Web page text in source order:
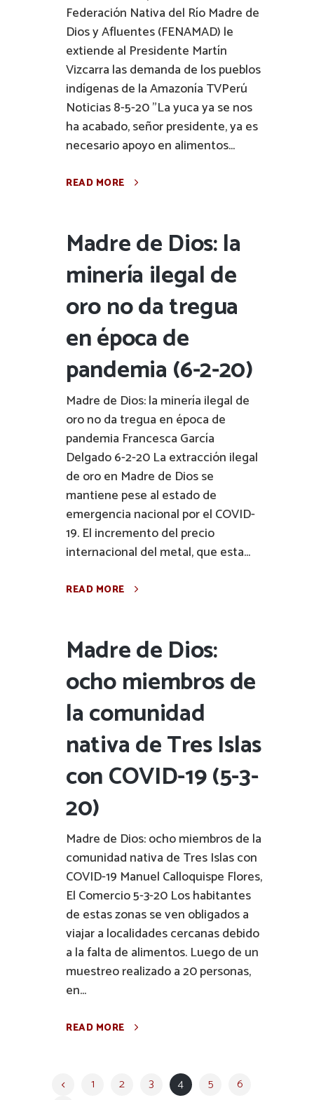
Federación Nativa del Río Madre de
Dios y Afluentes (FENAMAD) le
extiende al Presidente Martín
Vizcarra las demanda de los pueblos
indígenas de la Amazonía TVPerú
Noticias 8-5-20 "La yuca ya se nos
ha acabado, señor presidente, ya es
necesario apoyo en alimentos...
READ MORE
Madre de Dios: la
minería ilegal de
oro no da tregua
en época de
pandemia (6-2-20)
Madre de Dios: la minería ilegal de
oro no da tregua en época de
pandemia Francesca García
Delgado 6-2-20 La extracción ilegal
de oro en Madre de Dios se
mantiene pese al estado de
emergencia nacional por el COVID-
19. El incremento del precio
internacional del metal, que esta...
READ MORE
Madre de Dios:
ocho miembros de
la comunidad
nativa de Tres Islas
con COVID-19 (5-3-
20)
Madre de Dios: ocho miembros de la
comunidad nativa de Tres Islas con
COVID-19 Manuel Calloquispe Flores,
El Comercio 5-3-20 Los habitantes
de estas zonas se ven obligados a
viajar a localidades cercanas debido
a la falta de alimentos. Luego de un
muestreo realizado a 20 personas,
en...
READ MORE
1 2 3 4 5 6